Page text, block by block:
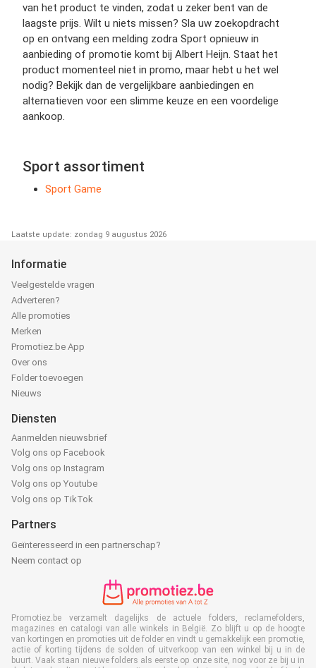
van het product te vinden, zodat u zeker bent van de
laagste prijs. Wilt u niets missen? Sla uw zoekopdracht
op en ontvang een melding zodra Sport opnieuw in
aanbieding of promotie komt bij Albert Heijn. Staat het
product momenteel niet in promo, maar hebt u het wel
nodig? Bekijk dan de vergelijkbare aanbiedingen en
alternatieven voor een slimme keuze en een voordelige
aankoop.
Sport assortiment
Sport Game
Laatste update: zondag 9 augustus 2026
Informatie
Veelgestelde vragen
Adverteren?
Alle promoties
Merken
Promotiez.be App
Over ons
Folder toevoegen
Nieuws
Diensten
Aanmelden nieuwsbrief
Volg ons op Facebook
Volg ons op Instagram
Volg ons op Youtube
Volg ons op TikTok
Partners
Geïnteresseerd in een partnerschap?
Neem contact op
Promotiez.be verzamelt dagelijks de actuele folders, reclamefolders,
magazines en catalogi van alle winkels in België. Zo blijft u op de hoogte
van kortingen en promoties uit de folder en vindt u gemakkelijk een promotie,
actie of korting tijdens de solden of uitverkoop van een winkel bij u in de
buurt. Vaak staan nieuwe folders als eerste op onze site, nog voor ze bij u in